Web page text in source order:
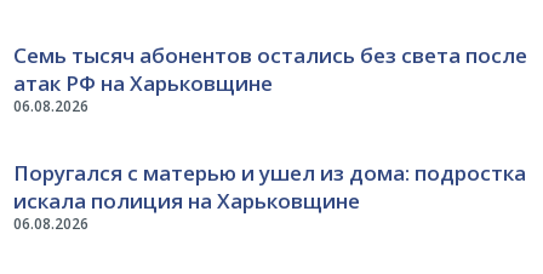
06.08.2026
Семь тысяч абонентов остались без света после
атак РФ на Харьковщине
06.08.2026
Поругался с матерью и ушел из дома: подростка
искала полиция на Харьковщине